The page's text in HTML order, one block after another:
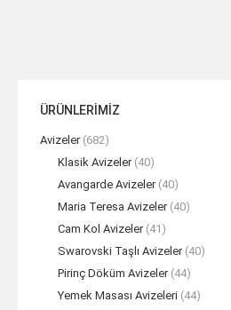
ÜRÜNLERİMİZ
Avizeler (682)
Klasik Avizeler (40)
Avangarde Avizeler (40)
Maria Teresa Avizeler (40)
Cam Kol Avizeler (41)
Swarovski Taşlı Avizeler (40)
Pirinç Döküm Avizeler (44)
Yemek Masası Avizeleri (44)